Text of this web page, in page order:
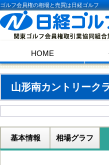
ゴルフ会員権の相場と売買は日経ゴルフ
HOME
山形南カントリーク
基本情報 相場グラフ